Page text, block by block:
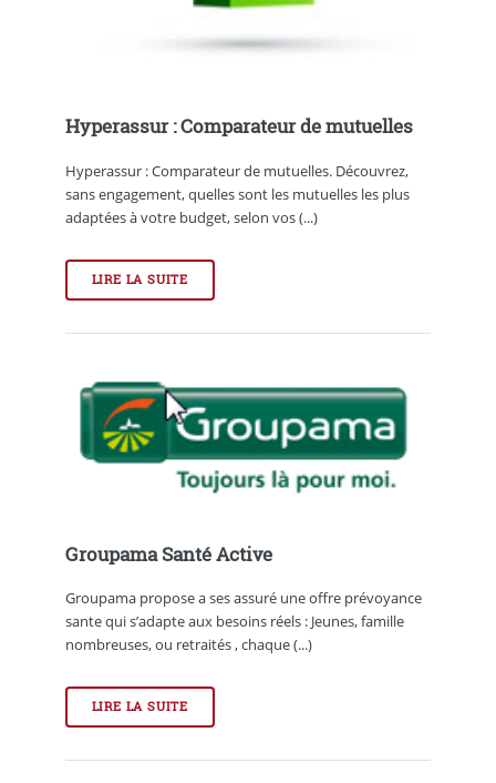
Hyperassur : Comparateur de mutuelles
Hyperassur : Comparateur de mutuelles. Découvrez,
sans engagement, quelles sont les mutuelles les plus
adaptées à votre budget, selon vos (...)
LIRE LA SUITE
Groupama Santé Active
Groupama propose a ses assuré une offre prévoyance
sante qui s’adapte aux besoins réels : Jeunes, famille
nombreuses, ou retraités , chaque (...)
LIRE LA SUITE